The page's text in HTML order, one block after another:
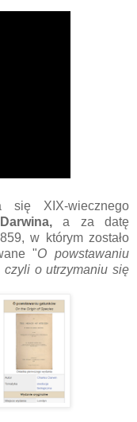
się XIX-wiecznego
a za datę
w którym zostało
"O powstawaniu
czyli o utrzymaniu się